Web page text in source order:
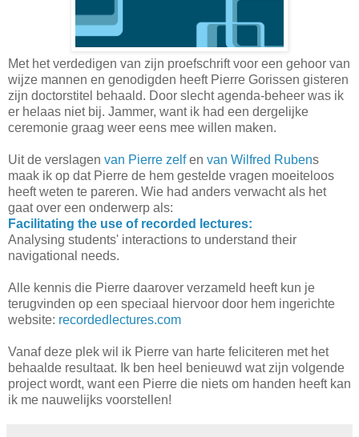
Met het verdedigen van zijn proefschrift voor een gehoor van
wijze mannen en genodigden heeft Pierre Gorissen gisteren
zijn doctorstitel behaald. Door slecht agenda-beheer was ik
er helaas niet bij. Jammer, want ik had een dergelijke
ceremonie graag weer eens mee willen maken.
Uit de verslagen van Pierre zelfen van Wilfred Rubens
maak ik op dat Pierre de hem gestelde vragen moeiteloos
heeft weten te pareren. Wie had anders verwacht als het
gaat over een onderwerp als:
Facilitating the use of recorded lectures:
Analysing students' interactions to understand their
navigational needs.
Alle kennis die Pierre daarover verzameld heeft kun je
terugvinden op een speciaal hiervoor door hem ingerichte
website: recordedlectures.com
Vanaf deze plek wil ik Pierre van harte feliciteren met het
behaalde resultaat. Ik ben heel benieuwd wat zijn volgende
project wordt, want een Pierre die niets om handen heeft kan
ik me nauwelijks voorstellen!